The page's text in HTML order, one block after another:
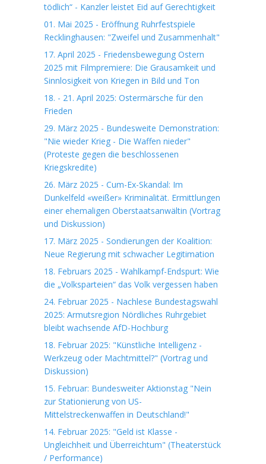
tödlich“ - Kanzler leistet Eid auf Gerechtigkeit
01. Mai 2025 - Eröffnung Ruhrfestspiele
Recklinghausen: "Zweifel und Zusammenhalt"
17. April 2025 - Friedensbewegung Ostern
2025 mit Filmpremiere: Die Grausamkeit und
Sinnlosigkeit von Kriegen in Bild und Ton
18. - 21. April 2025: Ostermärsche für den
Frieden
29. März 2025 - Bundesweite Demonstration:
"Nie wieder Krieg - Die Waffen nieder"
(Proteste gegen die beschlossenen
Kriegskredite)
26. März 2025 - Cum-Ex-Skandal: Im
Dunkelfeld «weißer» Kriminalität. Ermittlungen
einer ehemaligen Oberstaatsanwältin (Vortrag
und Diskussion)
17. März 2025 - Sondierungen der Koalition:
Neue Regierung mit schwacher Legitimation
18. Februars 2025 - Wahlkampf-Endspurt: Wie
die „Volksparteien“ das Volk vergessen haben
24. Februar 2025 - Nachlese Bundestagswahl
2025: Armutsregion Nördliches Ruhrgebiet
bleibt wachsende AfD-Hochburg
18. Februar 2025: "Künstliche Intelligenz -
Werkzeug oder Machtmittel?" (Vortrag und
Diskussion)
15. Februar: Bundesweiter Aktionstag "Nein
zur Stationierung von US-
Mittelstreckenwaffen in Deutschland!"
14. Februar 2025: "Geld ist Klasse -
Ungleichheit und Überreichtum" (Theaterstück
/ Performance)